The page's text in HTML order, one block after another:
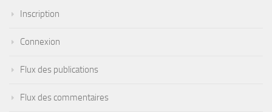
Inscription
Connexion
Flux des publications
Flux des commentaires